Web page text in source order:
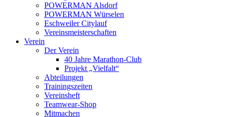
POWERMAN Alsdorf
POWERMAN Würselen
Eschweiler Citylauf
Vereinsmeisterschaften
Verein
Der Verein
40 Jahre Marathon-Club
Projekt „Vielfalt“
Abteilungen
Trainingszeiten
Vereinsheft
Teamwear-Shop
Mitmachen